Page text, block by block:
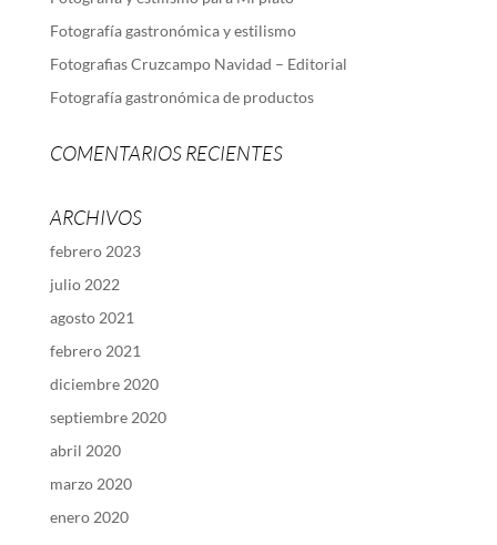
Fotografía gastronómica y estilismo
Fotografias Cruzcampo Navidad – Editorial
Fotografía gastronómica de productos
COMENTARIOS RECIENTES
ARCHIVOS
febrero 2023
julio 2022
agosto 2021
febrero 2021
diciembre 2020
septiembre 2020
abril 2020
marzo 2020
enero 2020